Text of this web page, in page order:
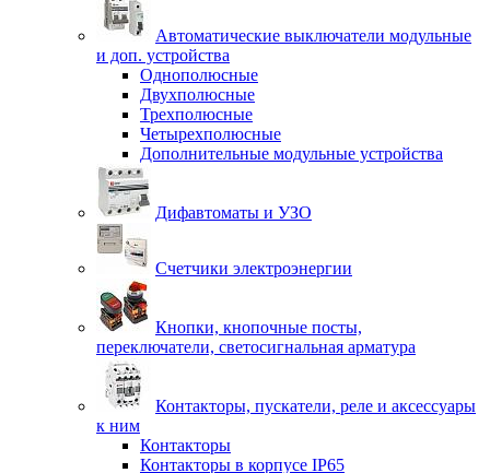
Автоматические выключатели модульные
и доп. устройства
Однополюсные
Двухполюсные
Трехполюсные
Четырехполюсные
Дополнительные модульные устройства
Дифавтоматы и УЗО
Счетчики электроэнергии
Кнопки, кнопочные посты,
переключатели, светосигнальная арматура
Контакторы, пускатели, реле и аксессуары
к ним
Контакторы
Контакторы в корпусе IP65